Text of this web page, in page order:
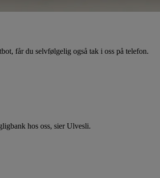
får du selvfølgelig også tak i oss på telefon.
hos oss, sier Ulvesli.